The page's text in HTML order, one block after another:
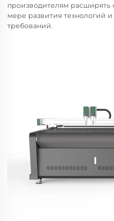
производителям расширять
мере развития технологий
требований.